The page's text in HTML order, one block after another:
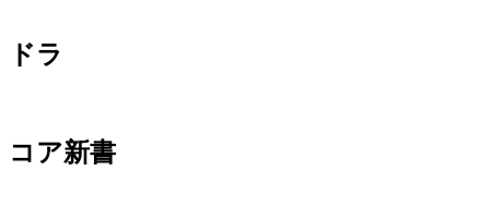
ドラ
コア新書